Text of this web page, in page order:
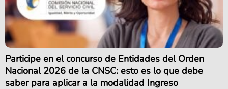
Participe en el concurso de Entidades del Orden
Nacional 2026 de la CNSC: esto es lo que debe
saber para aplicar a la modalidad Ingreso